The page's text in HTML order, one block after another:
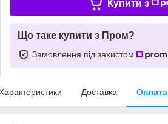
Купити з
Що таке купити з Пром?
Замовлення під захистом
Доставка Оплата